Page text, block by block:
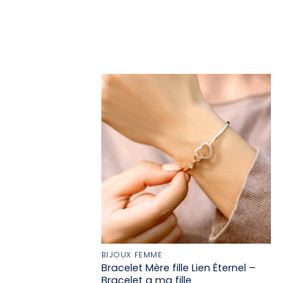
BIJOUX FEMME
Bracelet Mère fille​ Lien Éternel –